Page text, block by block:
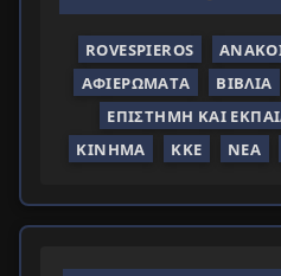
ROVESPIEROS
ΑΦΙΕΡΏΜΑΤΑ
ΒΙΒΛΊΑ
ΕΠΙΣΤΉΜΗ ΚΑΙ
ΚΊΝΗΜΑ
ΚΚΕ ΝΈΑ